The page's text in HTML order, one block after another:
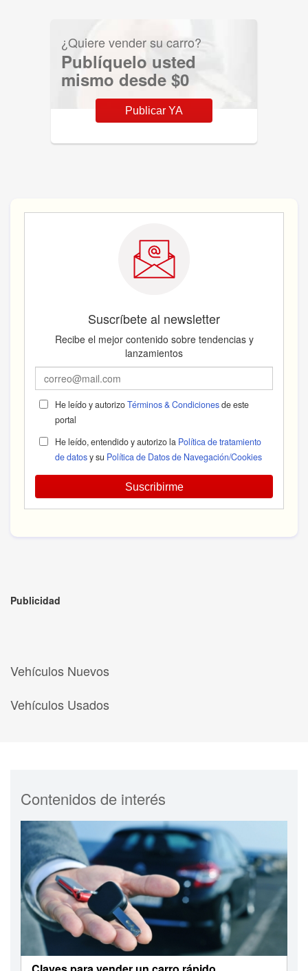
¿Quiere vender su carro?
Publíquelo usted
mismo desde $0
Publicar YA
Suscríbete al newsletter
Recibe el mejor contenido sobre tendencias y
lanzamientos
He leído y autorizoTérminos & Condicionesde este
portal
He leído, entendido y autorizo la Política de tratamiento
de datosy su Política de Datos de Navegación/Cookies
Suscribirme
Publicidad
Vehículos Nuevos
Vehículos Usados
Contenidos de interés